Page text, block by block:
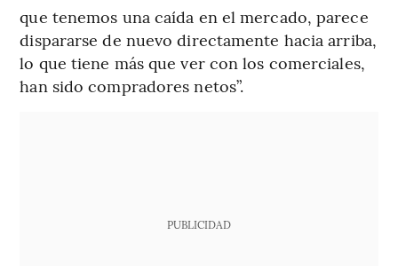
que tenemos una caída en el mercado, parece
dispararse de nuevo directamente hacia arriba,
lo que tiene más que ver con los comerciales,
han sido compradores netos”.
PUBLICIDAD